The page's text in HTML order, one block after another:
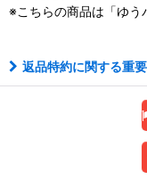
※こちらの商品は「ゆう
返品特約に関する重